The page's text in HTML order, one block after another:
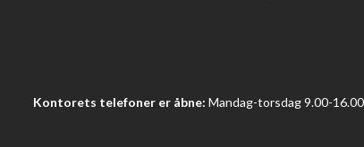
Kontorets telefoner er åbne: Mandag-torsdag 9.00-